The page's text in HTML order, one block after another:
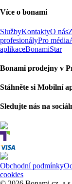
Více o bonami
SlužbyKontaktyO nás
profesionályPro média
aplikaceBonamiStar
Bonami prodejny v
Stáhněte si Mobilní
Sledujte nás na
Obchodní podmínky
cookies